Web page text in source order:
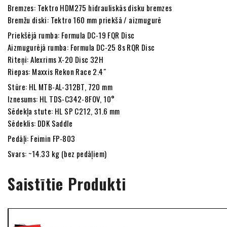
Bremzes: Tektro HDM275 hidrauliskās disku bremzes
Bremžu diski: Tektro 160 mm priekšā / aizmugurē
Priekšējā rumba: Formula DC-19 FQR Disc
Aizmugurējā rumba: Formula DC-25 8s RQR Disc
Riteņi: Alexrims X-20 Disc 32H
Riepas: Maxxis Rekon Race 2.4″
Stūre: HL MTB-AL-312BT, 720 mm
Iznesums: HL TDS-C342-8FOV, 10°
Sēdekļa stute: HL SP C212, 31.6 mm
Sēdeklis: DDK Saddle
Pedāļi: Feimin FP-803
Svars: ~14.33 kg (bez pedāļiem)
Saistītie Produkti